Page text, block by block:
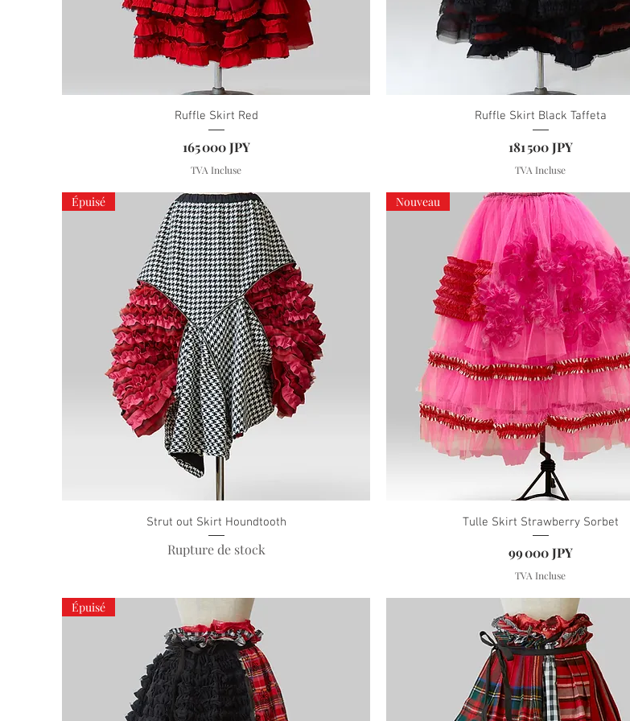
Ruffle Skirt Red
Prix
165 000 JPY
TVA Incluse
Ruffle Skirt Black Taffeta
Prix
181 500 JPY
TVA Incluse
Épuisé
Strut out Skirt Houndtooth
Rupture de stock
Nouveau
Tulle Skirt Strawberry Sorbet
Prix
99 000 JPY
TVA Incluse
Épuisé